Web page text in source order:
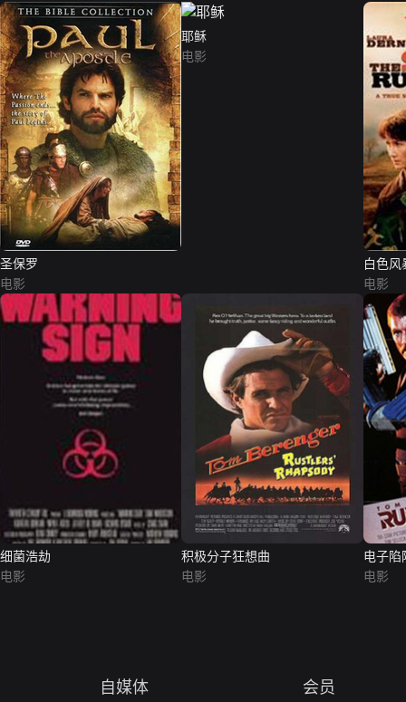
圣保罗
电影
耶稣
电影
白色风
电影
细菌浩劫
电影
积极分子狂想曲
电影
电子陷
电影
自媒体 会员